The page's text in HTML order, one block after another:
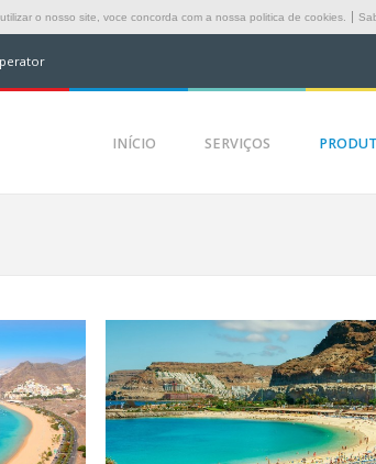
o nosso site, voce concorda com a nossa politica de cookies.
INÍCIO SERVIÇOS